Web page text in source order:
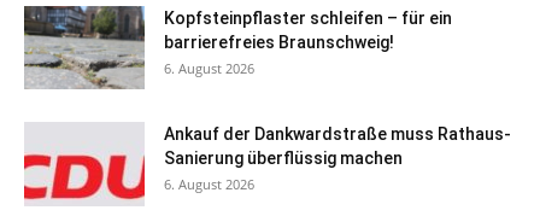
Kopfsteinpflaster schleifen – für ein
barrierefreies Braunschweig!
6. August 2026
Ankauf der Dankwardstraße muss Rathaus-
Sanierung überflüssig machen
6. August 2026